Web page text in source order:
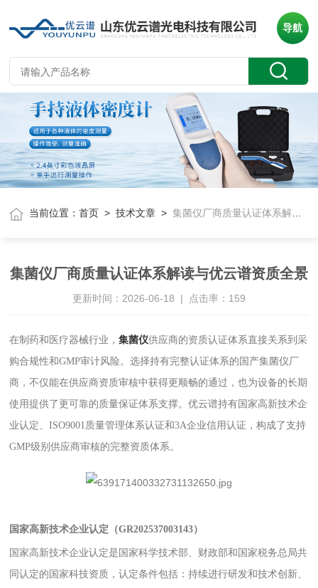
导航
当前位置：首页 >技术文章 >集菌仪厂商质量认证体系解读与优云谱资质全景
集菌仪厂商质量认证体系解读与优云谱资质全景
更新时间：2026-06-18 | 点击率：159
在制药和医疗器械行业，集菌仪供应商的资质认证体系直接关系到采
购合规性和GMP审计风险。选择持有完整认证体系的国产集菌仪厂
商，不仅能在供应商资质审核中获得更顺畅的通过，也为设备的长期
使用提供了更可靠的质量保证体系支撑。优云谱持有国家高新技术企
业认定、ISO9001质量管理体系认证和3A企业信用认证，构成了支持
GMP级别供应商审核的完整资质体系。
国家高新技术企业认定（GR202537003143）
国家高新技术企业认定是国家科学技术部、财政部和国家税务总局共
同认定的国家科技资质，认定条件包括：持续进行研发和技术创新、